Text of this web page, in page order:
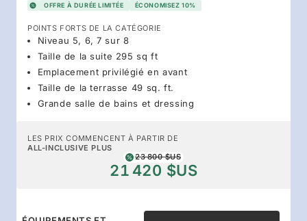
OFFRE À DURÉE LIMITÉE ÉCONOMISEZ 10%
POINTS FORTS DE LA CATÉGORIE
Niveau 5, 6, 7 sur 8
Taille de la suite 295 sq ft
Emplacement privilégié en avant
Taille de la terrasse 49 sq. ft.
Grande salle de bains et dressing
LES PRIX COMMENCENT À PARTIR DE
ALL-INCLUSIVE PLUS
23 800 $US
21 420 $US